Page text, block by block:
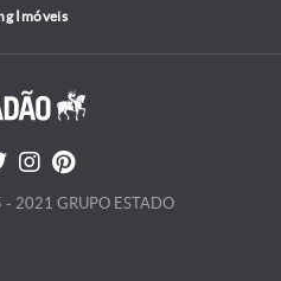
Imóveis
2021 GRUPO ESTADO